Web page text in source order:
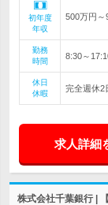
初年度
年収
500万円～
勤務
時間
8:30～
休日
休暇
完全週休2
求人詳細
株式会社千葉銀行 |